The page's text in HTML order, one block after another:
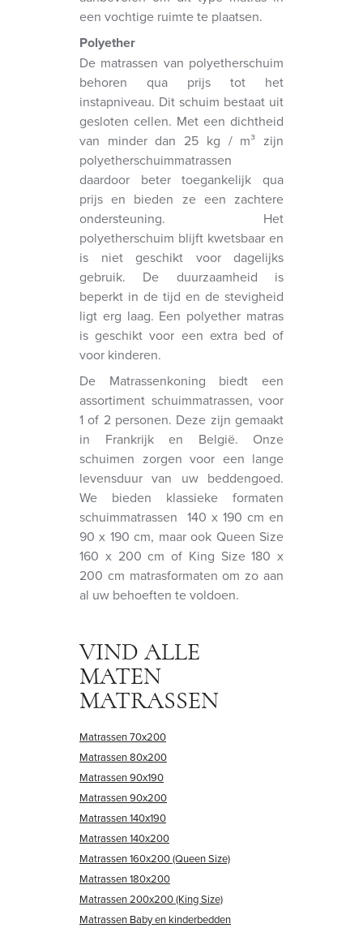
een vochtige ruimte te plaatsen.
Polyether
De matrassen van polyetherschuim
behoren qua prijs tot het
instapniveau. Dit schuim bestaat uit
gesloten cellen. Met een dichtheid
van minder dan 25 kg / m³ zijn
polyetherschuimmatrassen
daardoor beter toegankelijk qua
prijs en bieden ze een zachtere
ondersteuning. Het
polyetherschuim blijft kwetsbaar en
is niet geschikt voor dagelijks
gebruik. De duurzaamheid is
beperkt in de tijd en de stevigheid
ligt erg laag. Een polyether matras
is geschikt voor een extra bed of
voor kinderen.
De Matrassenkoning biedt een
assortiment schuimmatrassen, voor
1 of 2 personen. Deze zijn gemaakt
in Frankrijk en België. Onze
schuimen zorgen voor een lange
levensduur van uw beddengoed.
We bieden klassieke formaten
schuimmatrassen 140 x 190 cm en
90 x 190 cm, maar ook Queen Size
160 x 200 cm of King Size 180 x
200 cm matrasformaten om zo aan
al uw behoeften te voldoen.
VIND ALLE
MATEN
MATRASSEN
Matrassen 70x200
Matrassen 80x200
Matrassen 90x190
Matrassen 90x200
Matrassen 140x190
Matrassen 140x200
Matrassen 160x200 (Queen Size)
Matrassen 180x200
Matrassen 200x200 (King Size)
Matrassen Baby en kinderbedden